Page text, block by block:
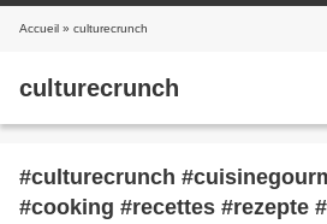
Accueil » culturecrunch
culturecrunch
#culturecrunch
#cooking #recettes #rezepte #recipe #recipes